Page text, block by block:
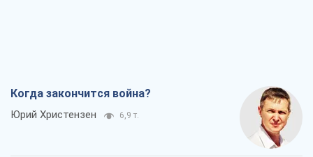
Когда закончится война?
Юрий Христензен 6,9 т.